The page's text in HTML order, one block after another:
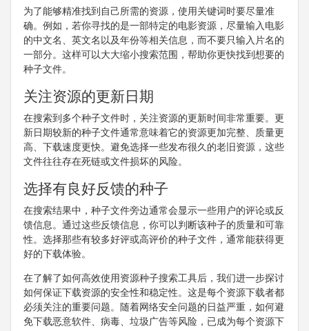
为了能够精准找到自己所需的资源，使用关键词时要尽量准
确。例如，若你寻找的是一部特定的电影资源，尽量输入电影
的中文名、英文名以及年份等相关信息，而不要只输入片名的
一部分。这样可以大大缩小搜索范围，帮助你更快找到想要的
种子文件。
关注资源的更新日期
在搜索到多个种子文件时，关注资源的更新时间非常重要。更
新日期较新的种子文件通常意味着它的资源更加完整、质量更
高、下载速度更快。避免选择一些发布很久的老旧资源，这些
文件往往存在死链或文件损坏的风险。
选择有良好反馈的种子
在搜索结果中，种子文件旁边通常会显示一些用户的评论或反
馈信息。通过这些反馈信息，你可以判断该种子的质量和可靠
性。选择那些有较多好评或高评价的种子文件，通常能获得更
好的下载体验。
在了解了如何高效使用资源种子搜索工具后，我们进一步探讨
如何保证下载资源的安全性和稳定性。这是每个资源下载者都
必须关注的重要问题。随着网络安全问题的日益严重，如何避
免下载恶意软件、病毒、垃圾广告等风险，已成为每个资源下